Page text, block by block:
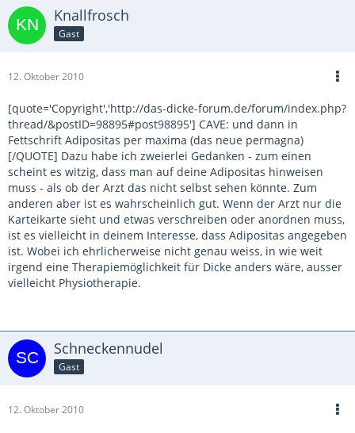
Knallfrosch
Gast
12. Oktober 2010
[quote='Copyright','http://das-dicke-forum.de/forum/index.php?
thread/&postID=98895#post98895'] CAVE: und dann in
Fettschrift Adipositas per maxima (das neue permagna)
[/QUOTE] Dazu habe ich zweierlei Gedanken - zum einen
scheint es witzig, dass man auf deine Adipositas hinweisen
muss - als ob der Arzt das nicht selbst sehen könnte. Zum
anderen aber ist es wahrscheinlich gut. Wenn der Arzt nur die
Karteikarte sieht und etwas verschreiben oder anordnen muss,
ist es vielleicht in deinem Interesse, dass Adipositas angegeben
ist. Wobei ich ehrlicherweise nicht genau weiss, in wie weit
irgend eine Therapiemöglichkeit für Dicke anders wäre, ausser
vielleicht Physiotherapie.
Schneckennudel
Gast
12. Oktober 2010